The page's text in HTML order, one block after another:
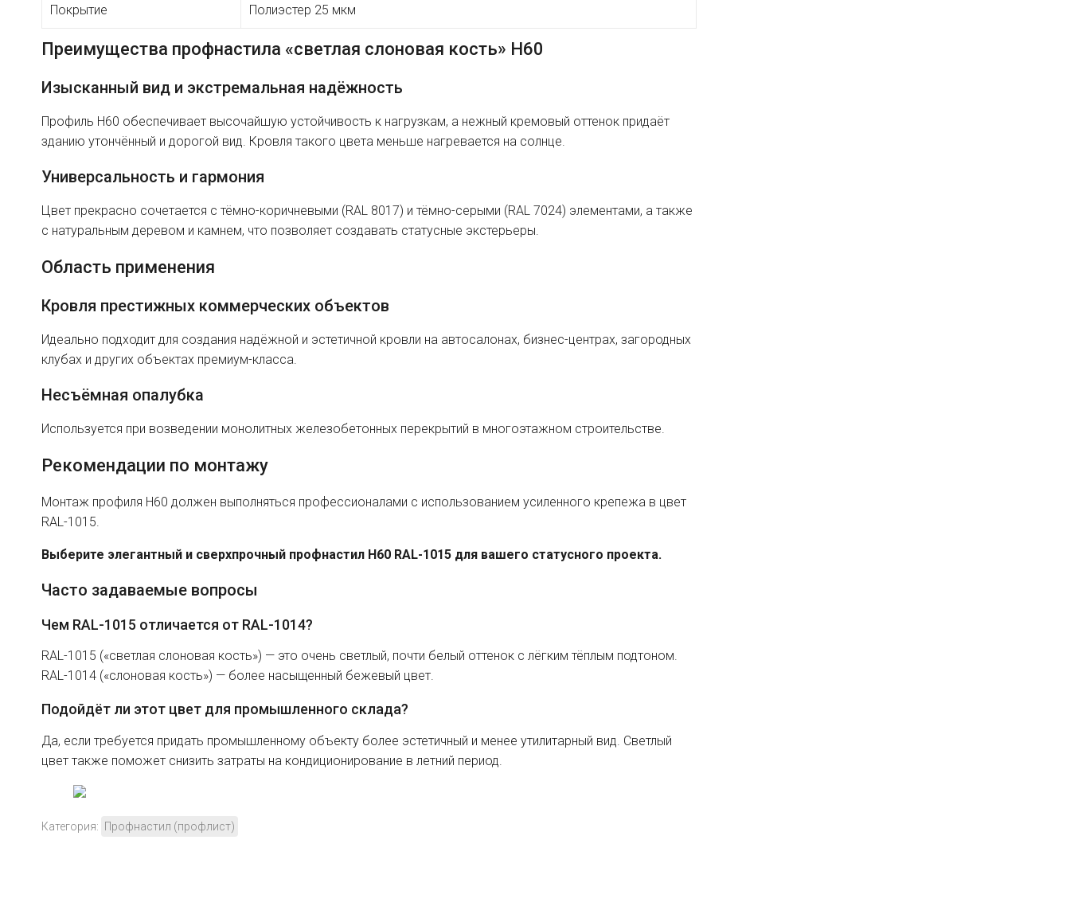
Покрытие Полиэстер 25 мкм
Преимущества профнастила «светлая слоновая кость» H60
Изысканный вид и экстремальная надёжность
Профиль H60 обеспечивает высочайшую устойчивость к нагрузкам, а нежный кремовый оттенок придаёт
зданию утончённый и дорогой вид. Кровля такого цвета меньше нагревается на солнце.
Универсальность и гармония
Цвет прекрасно сочетается с тёмно-коричневыми (RAL 8017) и тёмно-серыми (RAL 7024) элементами, а также
с натуральным деревом и камнем, что позволяет создавать статусные экстерьеры.
Область применения
Кровля престижных коммерческих объектов
Идеально подходит для создания надёжной и эстетичной кровли на автосалонах, бизнес-центрах, загородных
клубах и других объектах премиум-класса.
Несъёмная опалубка
Используется при возведении монолитных железобетонных перекрытий в многоэтажном строительстве.
Рекомендации по монтажу
Монтаж профиля H60 должен выполняться профессионалами с использованием усиленного крепежа в цвет
RAL-1015.
Выберите элегантный и сверхпрочный профнастил H60 RAL-1015 для вашего статусного проекта.
Часто задаваемые вопросы
Чем RAL-1015 отличается от RAL-1014?
RAL-1015 («светлая слоновая кость») — это очень светлый, почти белый оттенок с лёгким тёплым подтоном.
RAL-1014 («слоновая кость») — более насыщенный бежевый цвет.
Подойдёт ли этот цвет для промышленного склада?
Да, если требуется придать промышленному объекту более эстетичный и менее утилитарный вид. Светлый
цвет также поможет снизить затраты на кондиционирование в летний период.
Категория: Профнастил (профлист)